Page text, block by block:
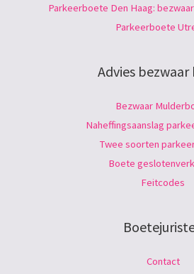
Parkeerboete Den Haag:
Parkeerboete
Advies
Bezwaar
Naheffingsaanslag
Twee soorten
Boete
Feitcodes
Contact